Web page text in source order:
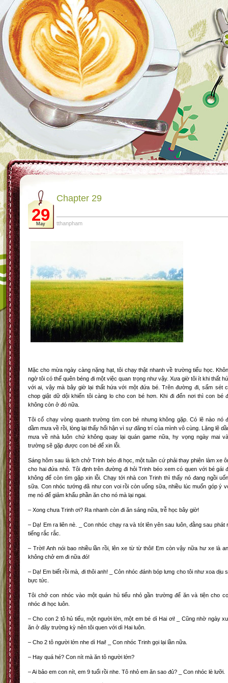
29
May
Chapter 29
tthanpham
Mặc cho mừa ngày càng nặng hạt, tôi chạy thật nhanh về trường tiểu học.
ngờ tôi có thể quên béng đi một việc quan trọng như vậy. Xưa giờ tôi ít khi thất
với ai, vậy mà bây giờ lại thất hứa với một đứa bé. Trên đường đi, sấm sét
chop giật dữ dội khiến tôi càng lo cho con bé hơn. Khi đi đến nơi thì con bé
không còn ở đó nữa.
Tôi cố chạy vòng quanh trường tìm con bé nhưng không gặp. Có lẽ nào nó
dầm mưa về rồi, lòng lại thấy hối hận vì sự đãng trí của mình vô cùng. Lặng lẽ
mưa về nhà luôn chứ không quay lại quán game nữa, hy vọng ngày mai
trường sẽ gặp được con bé để xin lỗi.
Sáng hôm sau là lịch chở Trinh béo đi học, một tuần cứ phải thay phiên làm xe
cho hai đứa nhỏ. Tôi định trên đường đi hỏi Trinh béo xem có quen với bé gái
không để còn tìm gặp xin lỗi. Chạy tới nhà con Trinh thì thấy nó đang ngồi
sữa. Con nhóc tướng đã như con voi rồi còn uống sữa, nhiều lúc muốn góp ý
mẹ nó để giảm khẩu phần ăn cho nó mà lại ngai.
– Xong chưa Trinh ơi? Ra nhanh còn đi ăn sáng nữa, trễ học bây giờ!
– Dạ! Em ra liên nè. _ Con nhóc chạy ra và tót lên yên sau luôn, đằng sau phát
tiếng rắc rắc.
– Trời! Anh nói bao nhiều lần rồi, lên xe từ từ thôi! Em còn vậy nữa hư xe là
không chở em đi nữa đó!
– Dạ! Em biết rồi mà, đi thôi anh! _ Cỏn nhóc đánh bóp lưng cho tôi như xoa dịu
bực tức.
Tôi chở con nhóc vào một quán hủ tiếu nhỏ gần trường để ăn và tiện cho
nhóc đi học luôn.
– Cho con 2 tô hủ tiếu, một người lớn, một em bé dì Hai ơi! _ Cũng nhờ ngày
ăn ở đây trường kỳ nên tôi quen với dì Hai luôn.
– Cho 2 tô người lớn nhe dì Hai! _ Con nhóc Trinh gọi lại lần nữa.
– Hay quá hé? Con nít mà ăn tô người lớn?
– Ai bảo em con nít, em 9 tuổi rồi nhe. Tô nhỏ em ăn sao đủ? _ Con nhóc lè lưỡi.